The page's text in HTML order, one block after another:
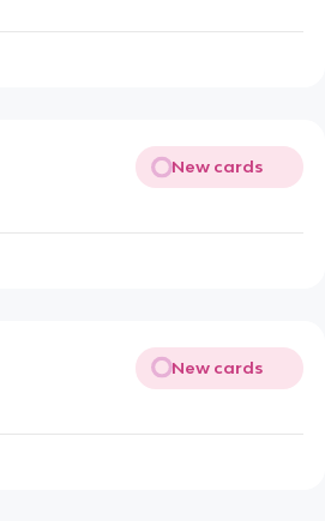
New cards
New cards